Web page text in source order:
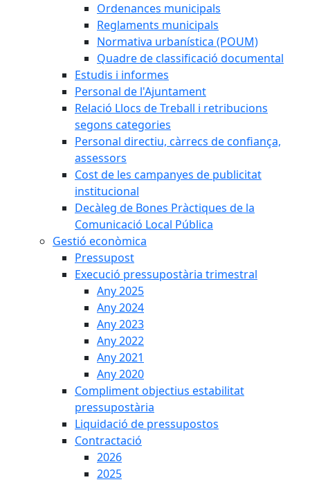
Ordenances municipals
Reglaments municipals
Normativa urbanística (POUM)
Quadre de classificació documental
Estudis i informes
Personal de l'Ajuntament
Relació Llocs de Treball i retribucions
segons categories
Personal directiu, càrrecs de confiança,
assessors
Cost de les campanyes de publicitat
institucional
Decàleg de Bones Pràctiques de la
Comunicació Local Pública
Gestió econòmica
Pressupost
Execució pressupostària trimestral
Any 2025
Any 2024
Any 2023
Any 2022
Any 2021
Any 2020
Compliment objectius estabilitat
pressupostària
Liquidació de pressupostos
Contractació
2026
2025